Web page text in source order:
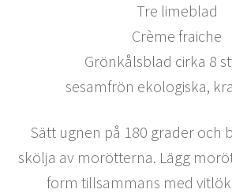
Tre limeblad
Crème fraiche
Grönkålsblad cirka 8
sesamfrön ekologiska,
Sätt ugnen på 180 grader och
skölja av morötterna. Lägg
form tillsammans med